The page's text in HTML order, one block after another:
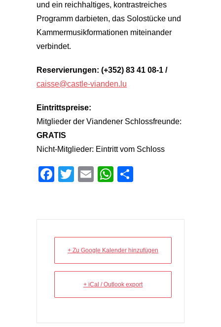
und ein reichhaltiges, kontrastreiches
Programm darbieten, das Solostücke und
Kammermusikformationen miteinander
verbindet.
Reservierungen: (+352) 83 41 08-1 /
caisse@castle-vianden.lu
Eintrittspreise:
Mitglieder der Viandener Schlossfreunde:
GRATIS
Nicht-Mitglieder: Eintritt vom Schloss
Facebook
Twitter
EmailWhatsApp
+ Zu Google Kalender hinzufügen
+ iCal / Outlook export